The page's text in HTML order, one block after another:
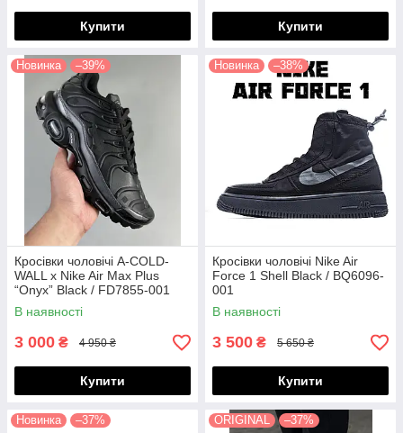
Купити Купити
Новинка –39%
Кросівки чоловічі A-COLD-
WALL x Nike Air Max Plus
“Onyx” Black / FD7855-001
В наявності
3 000 ₴ 4 950 ₴
Купити
Новинка –38%
Кросівки чоловічі Nike Air
Force 1 Shell Black / BQ6096-
001
В наявності
3 500 ₴ 5 650 ₴
Купити
Новинка –37% ORIGINAL –37%